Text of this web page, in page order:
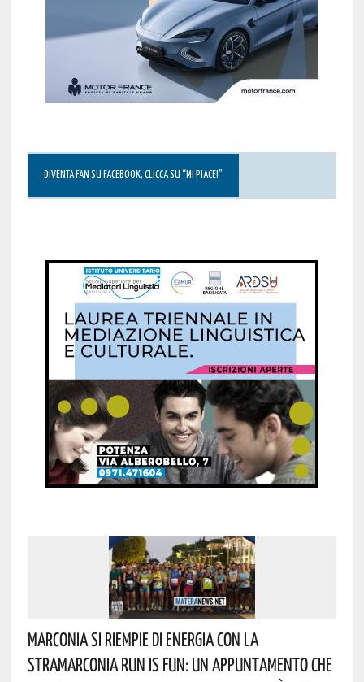
DIVENTA FAN SU FACEBOOK, CLICCA SU “MI PIACE!”
Marconia Si Riempie Di Energia Con La
StraMarconia Run Is Fun: Un Appuntamento Che